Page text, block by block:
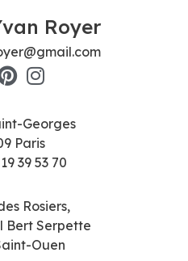
Royer
Georges
Paris
39 53 70
Rosiers,
Bert Serpette
Ouen